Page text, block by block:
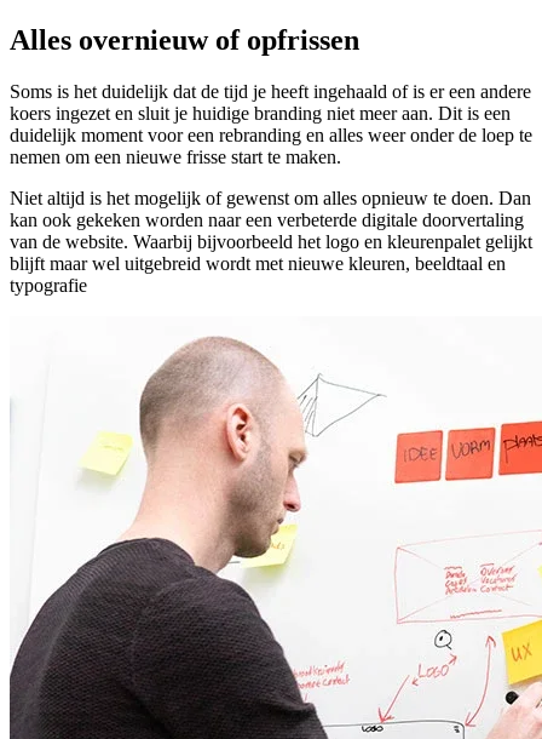
Alles overnieuw of opfrissen
Soms is het duidelijk dat de tijd je heeft ingehaald of is er een andere
koers ingezet en sluit je huidige branding niet meer aan. Dit is een
duidelijk moment voor een rebranding en alles weer onder de loep te
nemen om een nieuwe frisse start te maken.
Niet altijd is het mogelijk of gewenst om alles opnieuw te doen. Dan
kan ook gekeken worden naar een verbeterde digitale doorvertaling
van de website. Waarbij bijvoorbeeld het logo en kleurenpalet gelijkt
blijft maar wel uitgebreid wordt met nieuwe kleuren, beeldtaal en
typografie